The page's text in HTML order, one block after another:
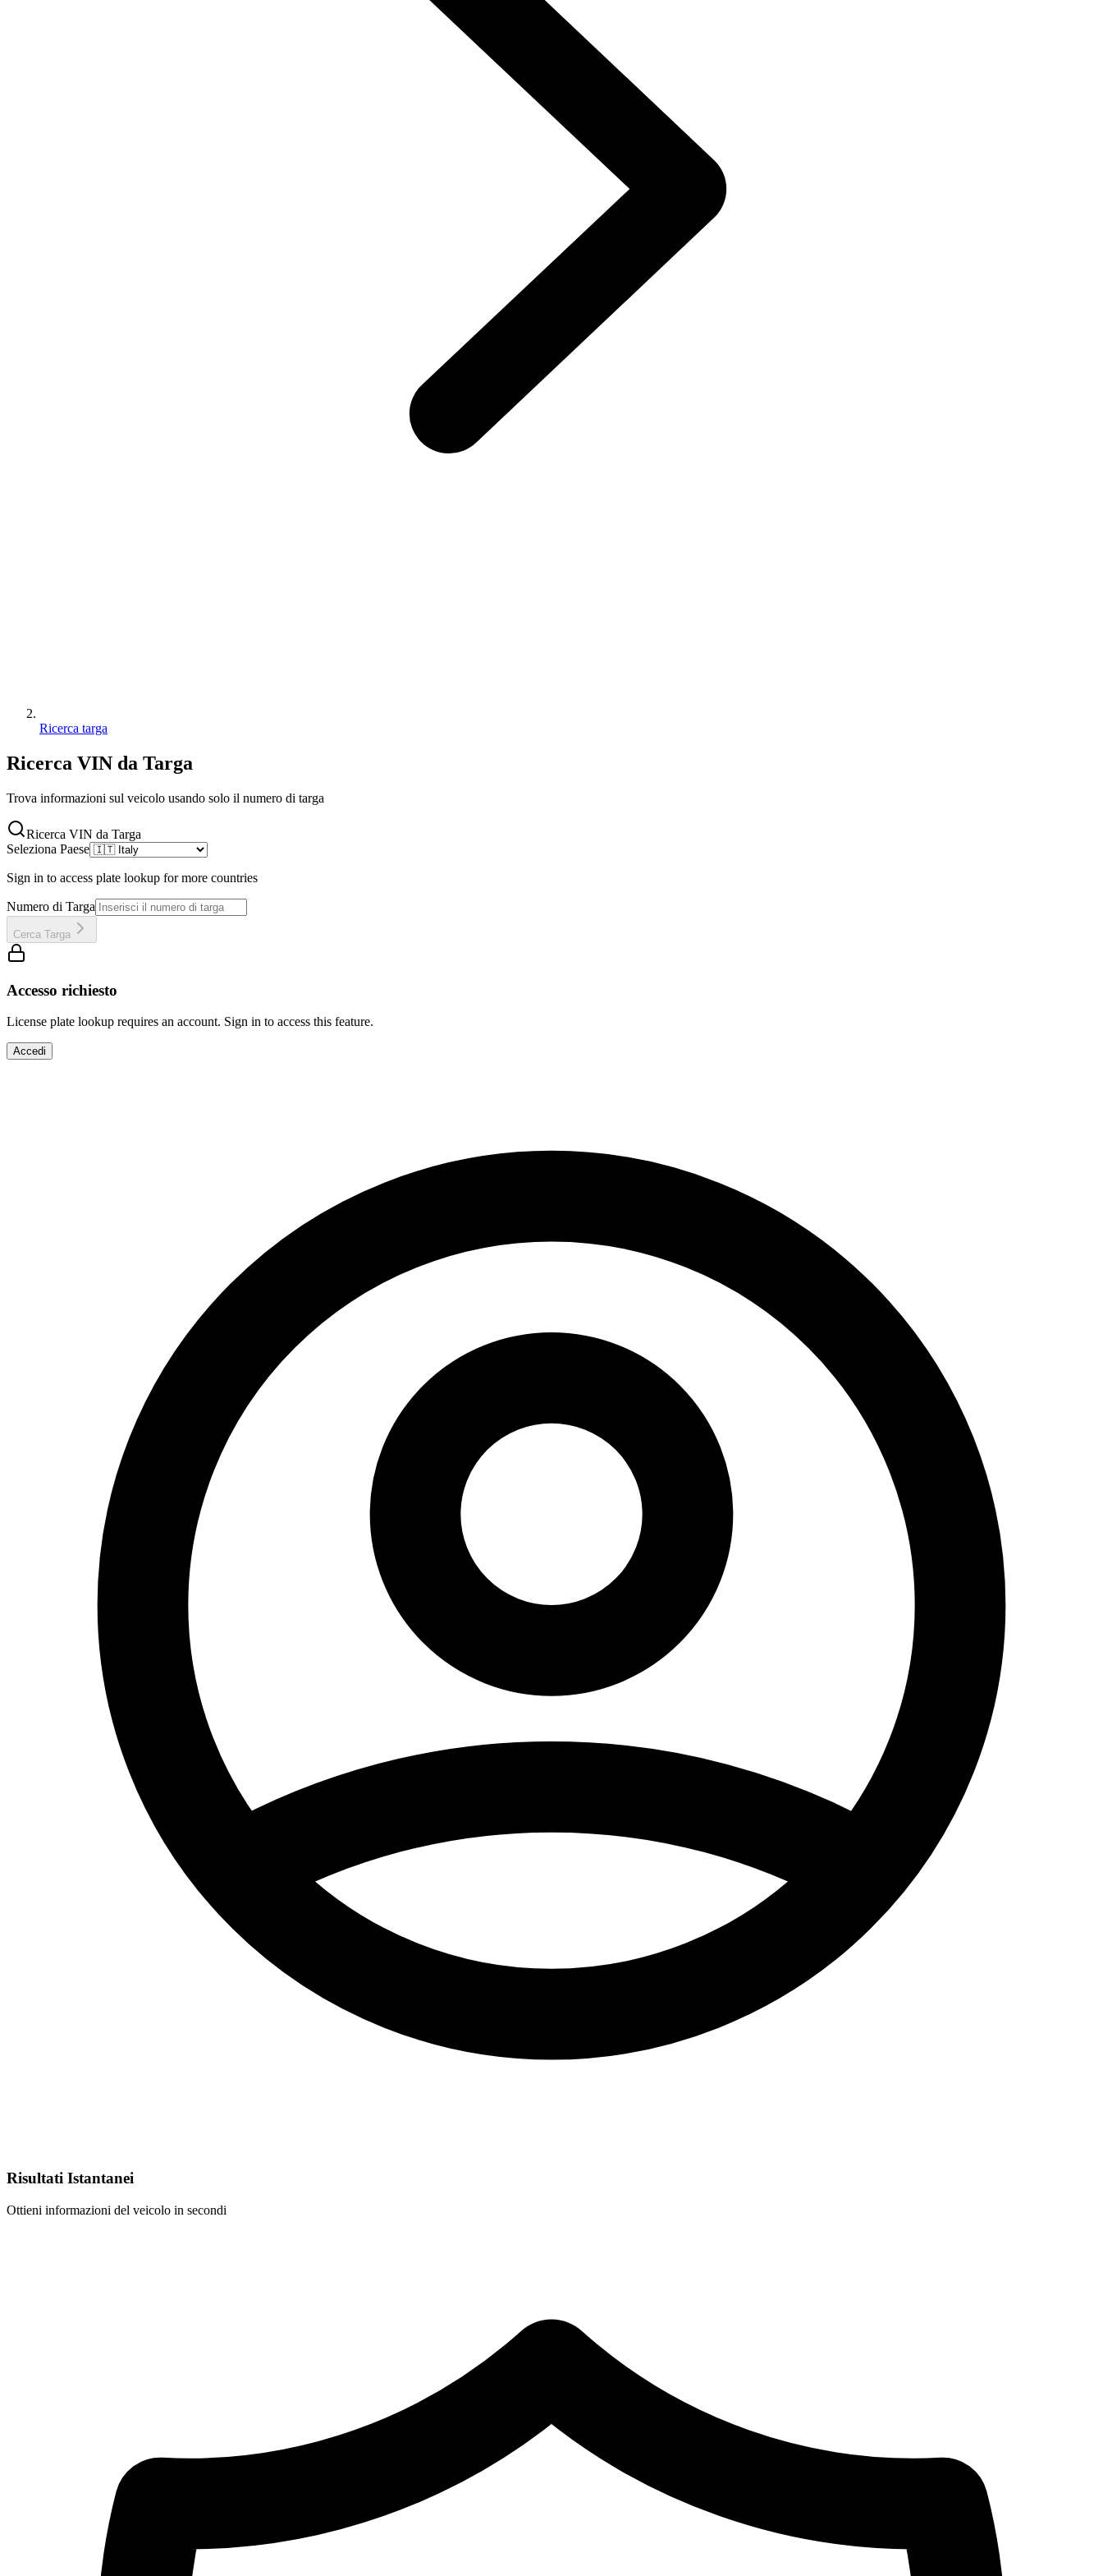
Ricerca targa
Ricerca VIN da Targa
Trova informazioni sul veicolo usando solo il numero di targa
Ricerca VIN da Targa
Seleziona Paese
Sign in to access plate lookup for more countries
Numero di Targa
Cerca Targa
Accesso richiesto
License plate lookup requires an account. Sign in to access this feature.
Accedi
Risultati Istantanei
Ottieni informazioni del veicolo in secondi